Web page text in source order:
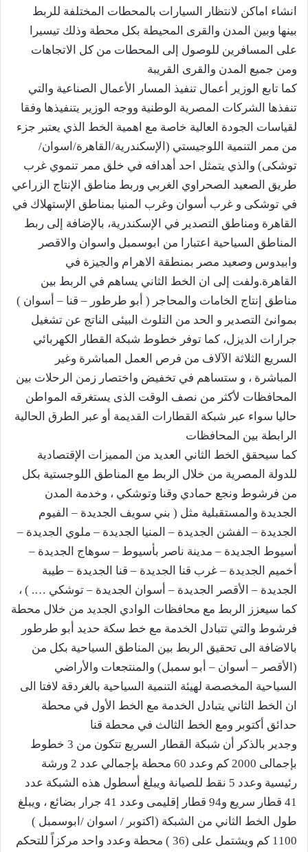
انشاء اماكن لانتظار السيارات بالمحطات المختلفة للربط
بينها وبين المدن والقرى المحيطة بكل محطة وذلك تيسيرا
على المسافرين للوصول إلى المحطات من كل الاتجاهات
ومن جميع المدن والقرى القريبة
كما تابع الوزير أعمال تنفيذ المسار الأعمال الصناعية والتي
تنفذها الشركات المصرية الوطنية ووجه الوزير يتنفيذها وفقا
لقياسات الجودة العالية خاصة مع اهمية الخط الذي يعتبر جزء
من ممر التنمية اللوجيستي (الإسكندرية/القاهرة/اسوان/
توشكى) والذي يتمثل احد أهدافه في خلق ممر تنموي غرب
طريق الصعيد الصحراوي الغربي وربط مناطق الإنتاج الزراعي
في توشكى و غرب أسوان وغرب المنيا بمناطق الإستهلاك في
القاهرة ومناطق التصدير في الإسكندرية، بالإضافة إلى ربط
المناطق السياحية اعتبارا من ابوسمبل واسوان والاقصر
وابيدوس وصعيد مصر بمنطقة الاهرام والجيزة في
القاهرة.ولفت إلى ان الخط الثاني يساهم في الربط بين
مناطق إنتاج الخامات والمحاجر ( أبو طرطور – قنا – أسوان )
بموانئ التصدير و الحد من التلوث البيئى الناتج عن تشغيل
جرارات الديزل، كما توفر خطوط شبكة القطار الكهربائي
السريع الثلاثة الآلاف من فرص العمل المباشرة وغير
المباشرة ، و ستساهم في تخفيض واختصار زمن الرحلات بين
المحافظات لأكثر من نصف الوقت الذى يستغرقه المواطن
حاليا سواء عبر شبكة القطارات القديمة أو عبر الطرق الحالية
الرابطة بين المحافظات
كما سيحقق الخط الثاني العديد من المميزات الإقتصادية
للدولة المصرية من خلال الربط مع المناطق اللوجستية بكل
من فرشوط ونجع حمادي وقنا وتوشكي ، وخدمة المدن
الجديدة والمستقبلية مثل ( بني سويف الجديدة – الفيوم
الجديدة – الفشن الجديدة – المنيا الجديدة – ملوي الجديدة –
أسيوط الجديدة – مدينة ناصر بأسيوط – سوهاج الجديدة –
أخميم الجديدة – غرب قنا الجديدة – قنا الجديدة – طيبة
الجديدة – الأقصر الجديدة – أسوان الجديدة – توشكي …. ) ،
كما سيعزز الربط مع محافظات الوادي الجديد من خلال محطة
فرشوط والتي تتبادل الخدمة مع خط سكة حديد أبو طرطور
بالاضافة الى تحقيق الربط بين المناطق السياحية بكل من
(الأقصر – أسوان – أبو سمبل) والمنتجعات والأراضي
السياحية المخصصة لهيئة التنمية السياحية بالغردقة لافتا الى
ان الخط الثاني يتبادل الخدمة مع الخط الأول في محطة
حدائق أكتوبر ومع الخط الثالث في محطة قنا
وجدير بالذكر أن شبكة القطار السريع تتكون من 3 خطوط
بإجمالى 2000 كم وعدد 60 محطة بإجمالي عدد 2 ورشة
رئيسية وعدد 5 نقط للصيانة ويبلغ أسطول هذه الشبكة عدد
41 قطار سريع و94 قطار إقليمى وعدد 41 جرار بضائع ، ويبلغ
طول الخط الثاني من الشبكة (اكتوبر / اسوان /ابوسمبل )
1100 كم ويشتمل على (36 ) محطة وعدد واحد مركزاً للتحكم